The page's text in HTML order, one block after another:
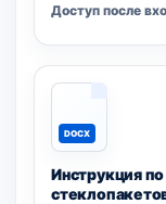
Доступ после
DOCX
Инструкция